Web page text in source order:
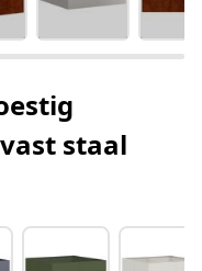
staal